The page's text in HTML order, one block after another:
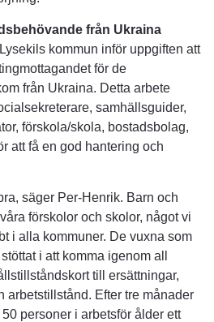
från Ukraina
kommun inför uppgiften att
för de
från Ukraina. Detta arbete
samhällsguider,
förskola/skola, bostadsbolag,
att få en god hantering och
säger Per-Henrik. Barn och
förskolor och skolor, något vi
i alla kommuner. De vuxna som
i att komma igenom all
till ersättningar,
arbetstillstånd. Efter tre månader
personer i arbetsför ålder ett